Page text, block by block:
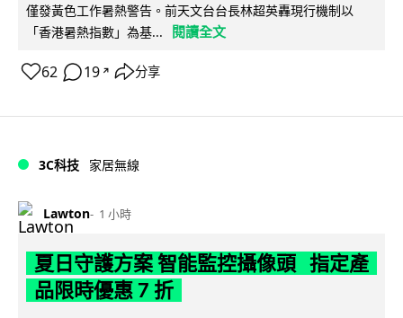
僅發黃色工作暑熱警告。前天文台台長林超英轟現行機制以
「香港暑熱指數」為基...
閱讀全文
62 19 ↗ 分享
3C科技 家居無線
Lawton 1 小時
夏日守護方案 智能監控攝像頭 指定產
品限時優惠 7 折